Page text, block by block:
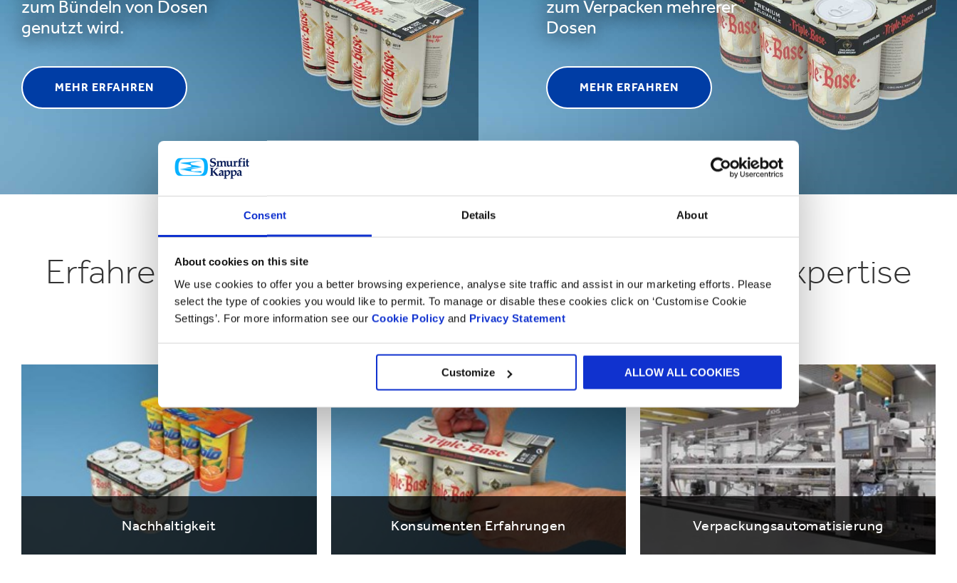
Consent Details About
About cookies on this site
We use cookies to offer you a better browsing experience, analyse site traffic and assist in our marketing efforts. Please
select the type of cookies you would like to permit. To manage or disable these cookies click on ‘Customise Cookie
Settings’. For more information see our Cookie Policy and Privacy Statement
Customize ALLOW ALL COOKIES
zum Bündeln von Dosen
genutzt wird.
MEHR ERFAHREN
zum Verpacken mehrerer
Dosen
MEHR ERFAHREN
WARUM SMURFIT KAPPA?
Erfahren Sie mehr zu unserer Erfahrung, unserer Expertise
und unseren Erkenntnissen als Marktführer
Nachhaltigkeit Konsumenten Erfahrungen Verpackungsautomatisierung